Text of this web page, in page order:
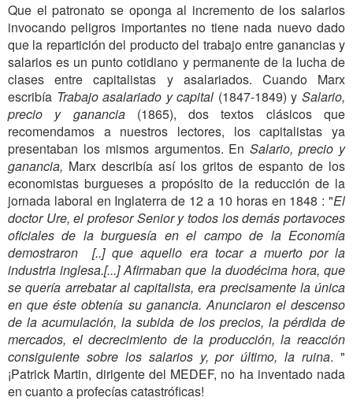
Que el patronato se oponga al incremento de los salarios
invocando peligros importantes no tiene nada nuevo dado
que la repartición del producto del trabajo entre ganancias y
salarios es un punto cotidiano y permanente de la lucha de
clases entre capitalistas y asalariados. Cuando Marx
escribía Trabajo asalariado y capital (1847-1849) ySalario,
precio y ganancia(1865), dos textos clásicos que
recomendamos a nuestros lectores, los capitalistas ya
presentaban los mismos argumentos. EnSalario, precio y
ganancia, Marx describía así los gritos de espanto de los
economistas burgueses a propósito de la reducción de la
jornada laboral en Inglaterra de 12 a 10 horas en 1848 : "El
doctor Ure, el profesor Senior y todos los demás portavoces
oficiales de la burguesía en el campo de la Economía
demostraron
[..]que aquello era tocar a muerto por la
industria inglesa.[...] Afirmaban que la duodécima hora, que
se quería arrebatar al capitalista, era precisamente la única
en que éste obtenía su ganancia. Anunciaron el descenso
de la acumulación, la subida de los precios, la pérdida de
mercados, el decrecimiento de la producción, la reacción
consiguiente sobre los salarios y, por último, la ruina. "
¡Patrick Martin, dirigente del MEDEF, no ha inventado nada
en cuanto a profecías catastróficas!